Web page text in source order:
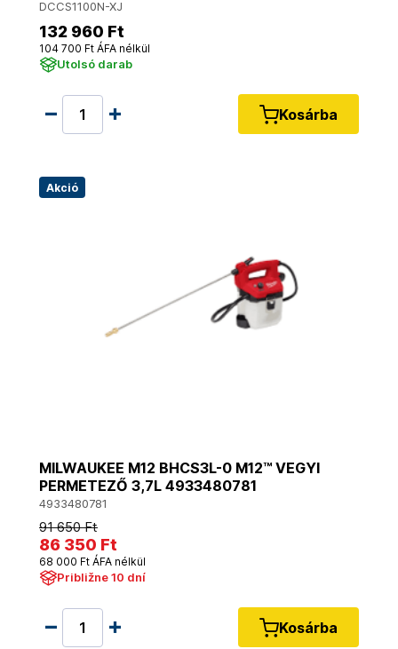
DCCS1100N-XJ
132 960 Ft
104 700 Ft ÁFA nélkül
Utolsó darab
Kosárba
Akció
MILWAUKEE M12 BHCS3L-0 M12™ VEGYI
PERMETEZŐ 3,7L 4933480781
4933480781
91 650 Ft
86 350 Ft
68 000 Ft ÁFA nélkül
Približne 10 dní
Kosárba